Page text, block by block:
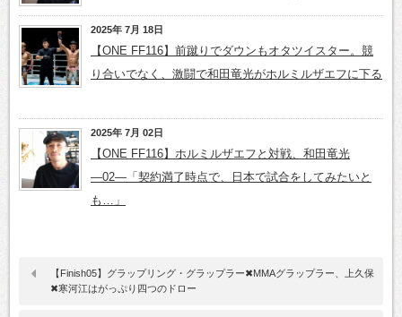
2025年 7月 18日
【ONE FF116】前蹴りでダウンもオタツイスター。競
り合いでなく、激闘で和田竜光がホルミルザエフに下る
2025年 7月 02日
【ONE FF116】ホルミルザエフと対戦、和田竜光
―02―「契約満了時点で、日本で試合をしてみたいと
も…」
【Finish05】グラップリング・グラップラー✖MMAグラップラー、上久保
✖寒河江はがっぷり四つのドロー